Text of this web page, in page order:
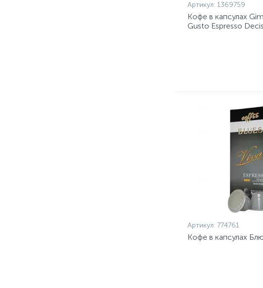
Артикул: 1369759
Кофе в капсулах
Gusto Espresso
Артикул: 774761
Кофе в капсулах